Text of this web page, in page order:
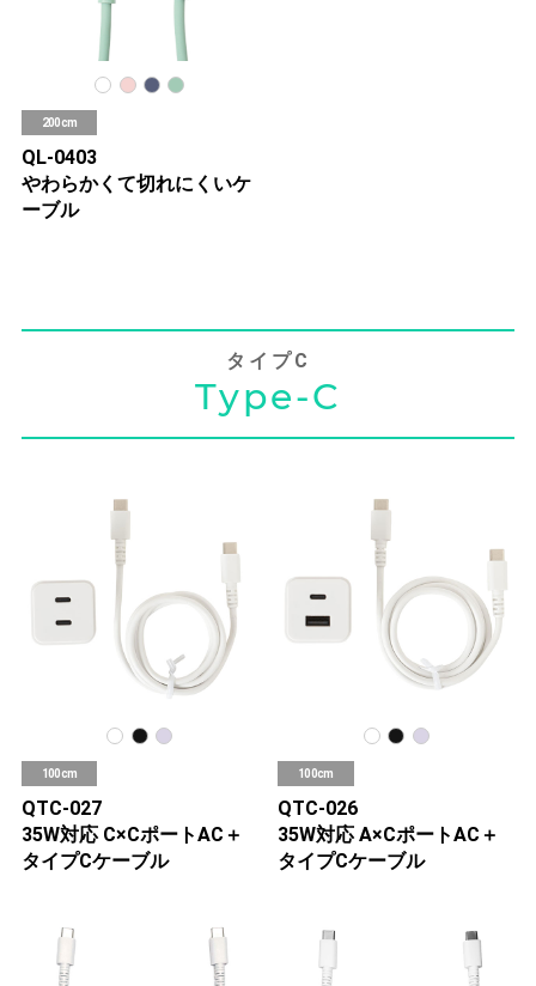
200cm
QL-0403
やわらかくて切れにくいケ
ーブル
タイプC
Type-C
100cm
QTC-027
35W対応 C×CポートAC＋
タイプCケーブル
100cm
QTC-026
35W対応 A×CポートAC＋
タイプCケーブル